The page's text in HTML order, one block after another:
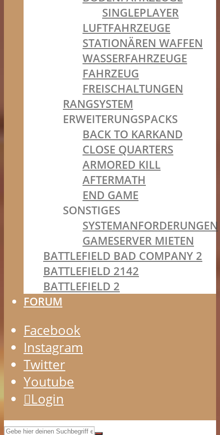
SINGLEPLAYER
LUFTFAHRZEUGE
STATIONÄREN WAFFEN
WASSERFAHRZEUGE
FAHRZEUG
FREISCHALTUNGEN
RANGSYSTEM
ERWEITERUNGSPACKS
BACK TO KARKAND
CLOSE QUARTERS
ARMORED KILL
AFTERMATH
END GAME
SONSTIGES
SYSTEMANFORDERUNGEN
GAMESERVER MIETEN
BATTLEFIELD BAD COMPANY 2
BATTLEFIELD 2142
BATTLEFIELD 2
FORUM
Facebook
Instagram
Twitter
Youtube
Login